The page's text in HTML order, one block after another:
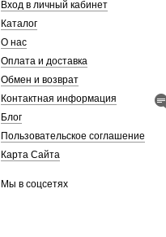
Вход в личный кабинет
Каталог
О нас
Оплата и доставка
Обмен и возврат
Контактная информация
Блог
Пользовательское соглашение
Карта Сайта
Мы в соцсетях